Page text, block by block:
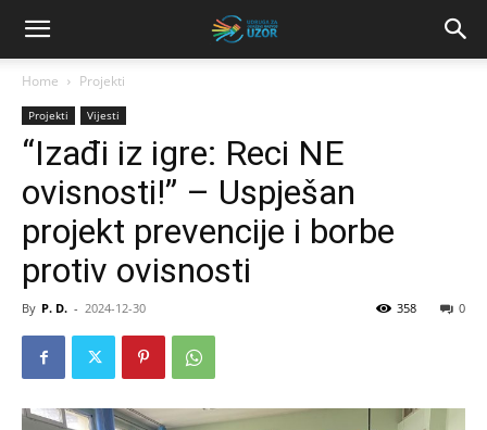
Home Projekti
Projekti Vijesti
“Izađi iz igre: Reci NE
ovisnosti!” – Uspješan
projekt prevencije i borbe
protiv ovisnosti
By P. D. - 2024-12-30 0
358